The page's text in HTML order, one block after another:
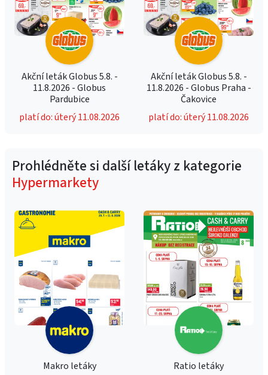
Akční leták Globus 5.8. -
11.8.2026 - Globus
Pardubice
platí do: úterý 11.08.2026
Akční leták Globus 5.8. -
11.8.2026 - Globus Praha -
Čakovice
platí do: úterý 11.08.2026
Prohlédněte si další letáky z kategorie
Hypermarkety
Makro letáky Ratio letáky